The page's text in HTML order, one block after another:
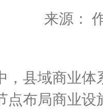
来源：
县域商业体
点布局商业